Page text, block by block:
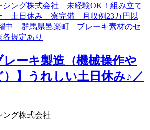
レーキ製造（機械操作や
）】うれしい土日休み♪／
ング株式会社